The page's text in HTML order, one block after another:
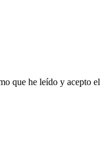
que he leído y acepto el